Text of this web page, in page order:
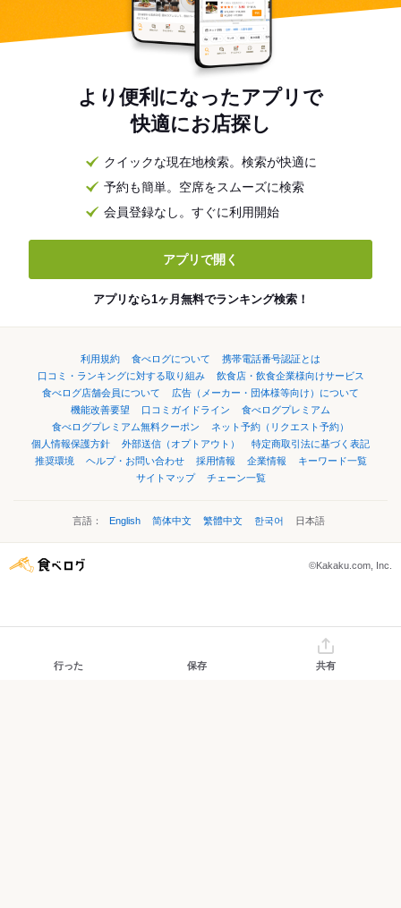
より便利になったアプリで
快適にお店探し
クイックな現在地検索。検索が快適に
予約も簡単。空席をスムーズに検索
会員登録なし。すぐに利用開始
アプリで開く
アプリなら1ヶ月無料でランキング検索！
利用規約 食べログについて
携帯電話番号認証とは
口コミ・ランキングに対する取り組み
飲食店・飲食企業様向けサービス
食べログ店舗会員について
広告（メーカー・団体様等向け）について
機能改善要望
口コミガイドライン
食べログプレミアム
食べログプレミアム無料クーポン
ネット予約（リクエスト予約）
個人情報保護方針
外部送信（オプトアウト）
特定商取引法に基づく表記
推奨環境
ヘルプ・お問い合わせ 採用情報 企業情報
キーワード一覧
サイトマップ
チェーン一覧
言語： English 简体中文 繁體中文 한국어 日本語
©Kakaku.com, Inc.
行った 保存 共有